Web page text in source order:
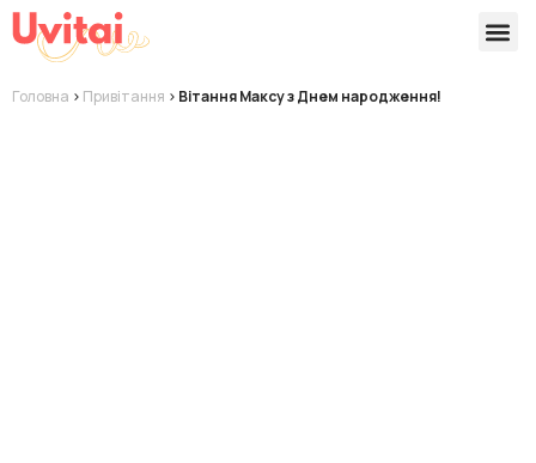
Головна > Привітання > Вітання Максу з Днем народження!